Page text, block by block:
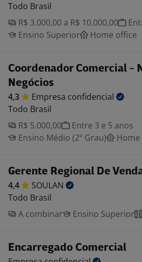
Todo Brasil
R$ 3.000,00 a R$ 10.000,00
Ensino Superior
Home office
Coordenador Comercial -
Negócios
4,3 Empresa confidencial
Todo Brasil
R$ 5.000,00
Entre 3 e 5 anos
Ensino Médio (2º Grau)
Gerente Regional De
4,4
SOULAN
Todo Brasil
A combinar
Ensino Superior
Encarregado Comercial